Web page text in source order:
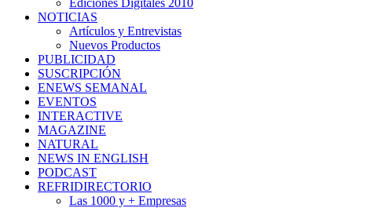
Ediciones Digitales 2010
NOTICIAS
Artículos y Entrevistas
Nuevos Productos
PUBLICIDAD
SUSCRIPCIÓN
ENEWS SEMANAL
EVENTOS
INTERACTIVE
MAGAZINE
NATURAL
NEWS IN ENGLISH
PODCAST
REFRIDIRECTORIO
Las 1000 y + Empresas